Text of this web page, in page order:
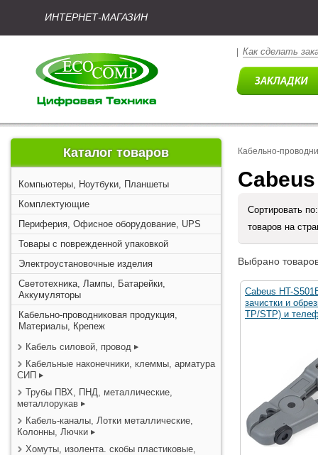
ИНТЕРНЕТ-МАГАЗИН
Как сделать
Каталог товаров
Компьютеры, Ноутбуки, Планшеты
Комплектующие
Периферия, Офисное оборудование, UPS
Товары с поврежденной упаковкой
Электроустановочные изделия
Светотехника, Лампы, Батарейки,
Аккумуляторы
Кабельно-проводниковая продукция,
Материалы, Крепеж
Кабель силовой, провод
Кабельные наконечники, клеммы, арматура
СИП
Трубы ПВХ, ПНД, металлические,
металлорукав
Кабель-каналы, Лотки металлические,
Колонны, Лючки
Хомуты, изолента. скобы пластиковые,
Кабельно-
Сортировать
товаров на
Выбрано
Cabeus HT-
зачистки и
TP/STP) и